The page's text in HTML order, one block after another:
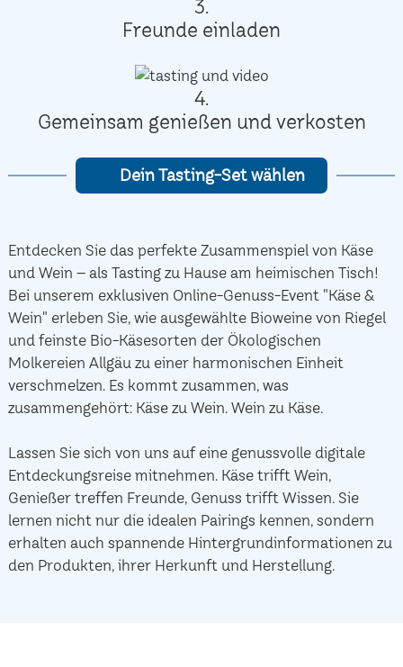
3.
Freunde einladen
4.
Gemeinsam genießen und verkosten
Dein Tasting-Set wählen
Entdecken Sie das perfekte Zusammenspiel von Käse
und Wein – als Tasting zu Hause am heimischen Tisch!
Bei unserem exklusiven Online-Genuss-Event "Käse &
Wein" erleben Sie, wie ausgewählte Bioweine von Riegel
und feinste Bio-Käsesorten der Ökologischen
Molkereien Allgäu zu einer harmonischen Einheit
verschmelzen. Es kommt zusammen, was
zusammengehört: Käse zu Wein. Wein zu Käse.
Lassen Sie sich von uns auf eine genussvolle digitale
Entdeckungsreise mitnehmen. Käse trifft Wein,
Genießer treffen Freunde, Genuss trifft Wissen. Sie
lernen nicht nur die idealen Pairings kennen, sondern
erhalten auch spannende Hintergrundinformationen zu
den Produkten, ihrer Herkunft und Herstellung.